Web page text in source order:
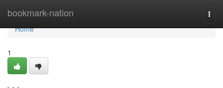
bookmark-nation
Home
Home
1